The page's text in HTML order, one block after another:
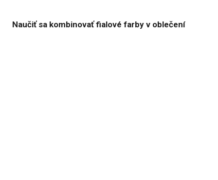
Naučiť sa kombinovať fialové farby v oblečení